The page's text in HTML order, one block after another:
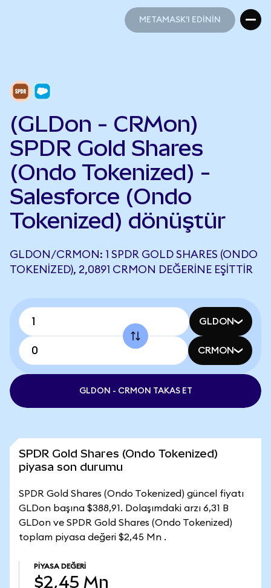
METAMASK'I EDİNİN
(GLDon - CRMon)
SPDR Gold Shares
(Ondo Tokenized) -
Salesforce (Ondo
Tokenized) dönüştür
GLDON/CRMON: 1 SPDR GOLD SHARES (ONDO
TOKENIZED), 2,0891 CRMON DEĞERINE EŞITTIR
GLDON
CRMON
GLDON - CRMON TAKAS ET
SPDR Gold Shares (Ondo Tokenized)
piyasa son durumu
SPDR Gold Shares (Ondo Tokenized) güncel fiyatı
GLDon başına $388,91. Dolaşımdaki arzı 6,31 B
GLDon ve SPDR Gold Shares (Ondo Tokenized)
toplam piyasa değeri $2,45 Mn .
PIYASA DEĞERI
$2,45 Mn